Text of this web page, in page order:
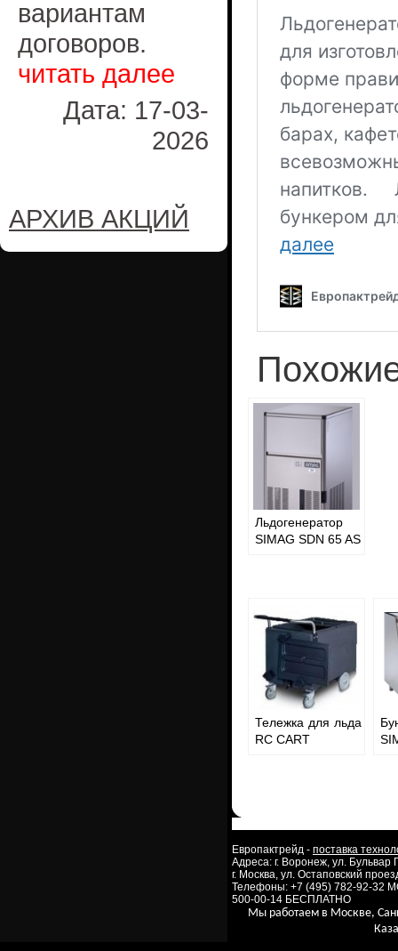
вариантам
договоров.
читать далее
Дата: 17-03-
2026
АРХИВ АКЦИЙ
Льдогенератор
SIMAG SDN 65 AS
Тележка для льда
RC CART
Европактрейд - поставка
Адреса: г. Воронеж, ул.
г. Москва, ул. Остаповский
Телефоны: +7 (495) 782-92-32
500-00-14 БЕСПЛАТНО
Мы работаем в Москве,